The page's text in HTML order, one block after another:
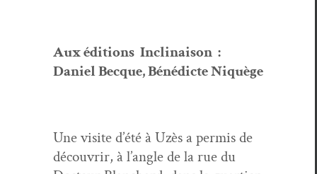
Aux édi­tions Incli­nai­son :
Daniel Becque, Béné­dicte Niquège
Une vis­ite d’été à Uzès a per­mis de
décou­vrir, à l’angle de la rue du